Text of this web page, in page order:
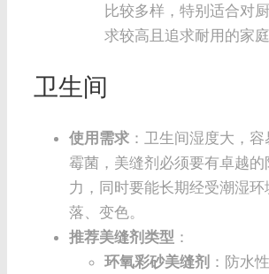
比较多样，特别适合对
求较高且追求耐用的家庭
卫生间
使用需求 ：卫生间湿度大，容
霉菌，美缝剂必须要有卓越
力，同时要能长期经受潮湿
落、变色。
推荐美缝剂类型 ：
环氧彩砂美缝剂 ：防水